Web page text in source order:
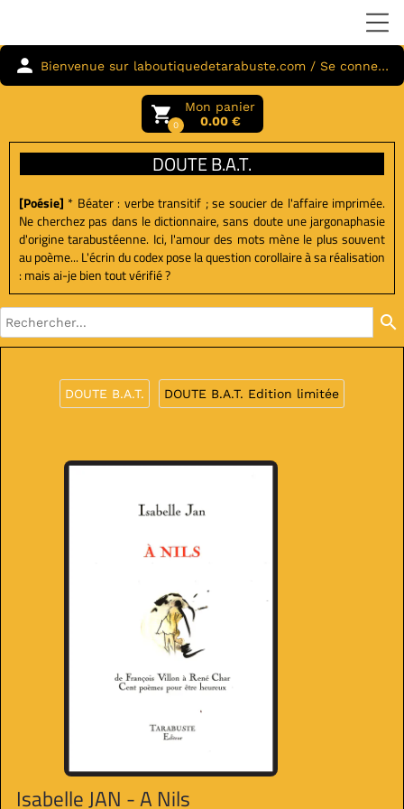
person Bienvenue sur laboutiquedetarabuste.com / Se connecter
local_grocery_store0
Mon panier
0.00 €
DOUTE B.A.T.
[Poésie] * Béater : verbe transitif ; se soucier de l'affaire imprimée.
Ne cherchez pas dans le dictionnaire, sans doute une jargonaphasie
d'origine tarabustéenne. Ici, l'amour des mots mène le plus souvent
au poème... L'écrin du codex pose la question corollaire à sa réalisation
: mais ai-je bien tout vérifié ?
search
DOUTE B.A.T. DOUTE B.A.T. Edition limitée
Isabelle JAN - A Nils